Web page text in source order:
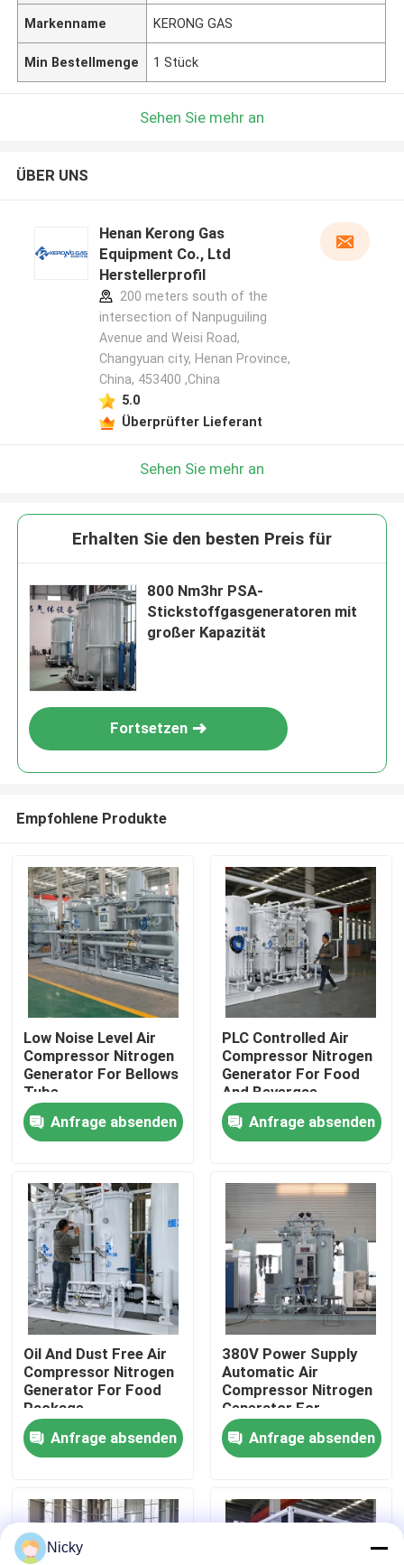
Zu Hause
Produkte
Werksbesichtigung
Qualitätskontrolle
Kontakt mit uns
Neuigkeiten
Bitte um ein Angebot
PSA-Stickstoffgasgeneratoren
Hoher Reinheitsgrad-Stickstoff-Generator
Markenname KERONG GAS
Min Bestellmenge 1 Stück
Sehen Sie mehr an
ÜBER UNS
Henan Kerong Gas
Equipment Co., Ltd
Herstellerprofil
200 meters south of the
intersection of Nanpuguiling
Avenue and Weisi Road,
Changyuan city, Henan Province,
China, 453400 ,China
5.0
Überprüfter Lieferant
Sehen Sie mehr an
Erhalten Sie den besten Preis für
800 Nm3hr PSA-
Stickstoffgasgeneratoren mit
großer Kapazität
Fortsetzen
Empfohlene Produkte
Low Noise Level Air
Compressor Nitrogen
Generator For Bellows
Tube
Anfrage absenden
PLC Controlled Air
Compressor Nitrogen
Generator For Food
And Bevergae
Anfrage absenden
Oil And Dust Free Air
Compressor Nitrogen
Generator For Food
Package
Anfrage absenden
380V Power Supply
Automatic Air
Compressor Nitrogen
Generator For
Beverage Filling
Anfrage absenden
Nicky